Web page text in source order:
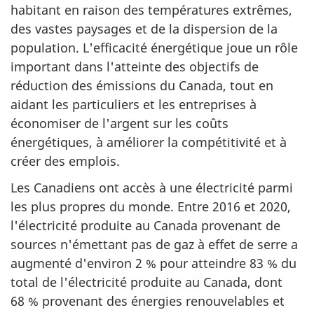
habitant en raison des températures extrêmes,
des vastes paysages et de la dispersion de la
population. L'efficacité énergétique joue un rôle
important dans l'atteinte des objectifs de
réduction des émissions du Canada, tout en
aidant les particuliers et les entreprises à
économiser de l'argent sur les coûts
énergétiques, à améliorer la compétitivité et à
créer des emplois.
Les Canadiens ont accès à une électricité parmi
les plus propres du monde. Entre 2016 et 2020,
l'électricité produite au Canada provenant de
sources n'émettant pas de gaz à effet de serre a
augmenté d'environ 2 % pour atteindre 83 % du
total de l'électricité produite au Canada, dont
68 % provenant des énergies renouvelables et